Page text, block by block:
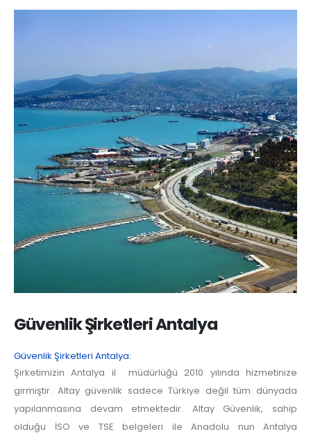
Güvenlik Şirketleri Antalya
Güvenlik Şirketleri Antalya:
Şirketimizin Antalya il müdürlüğü 2010 yılında hizmetinize
girmiştir. Altay güvenlik sadece Türkiye değil tüm dünyada
yapılanmasına devam etmektedir. Altay Güvenlik, sahip
olduğu İSO ve TSE belgeleri ile Anadolu nun Antalya